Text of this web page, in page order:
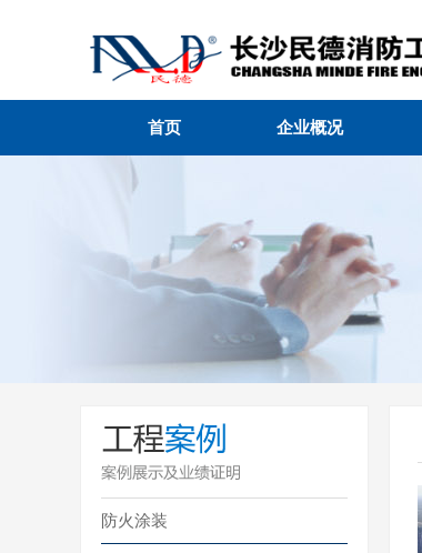
首页 企业概况
防火涂装